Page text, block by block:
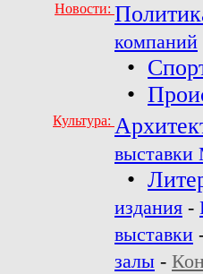
Новости:
компаний
•
•
Культура:
выставки
•
издания -
выставки
залы -